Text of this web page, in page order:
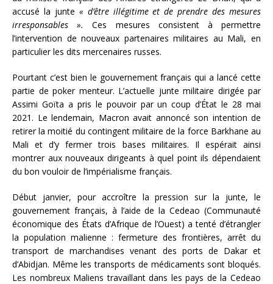
accusé la junte « d’être illégitime et de prendre des mesures
irresponsables ».Ces mesures consistent à permettre
l’intervention de nouveaux partenaires militaires au Mali, en
particulier les dits mercenaires russes.
Pourtant c’est bien le gouvernement français qui a lancé cette
partie de poker menteur. L’actuelle junte militaire dirigée par
Assimi Goïta a pris le pouvoir par un coup d’État le 28 mai
2021. Le lendemain, Macron avait annoncé son intention de
retirer la moitié du contingent militaire de la force Barkhane au
Mali et d’y fermer trois bases militaires. Il espérait ainsi
montrer aux nouveaux dirigeants à quel point ils dépendaient
du bon vouloir de l’impérialisme français.
Début janvier, pour accroître la pression sur la junte, le
gouvernement français, à l’aide de la Cedeao (Communauté
économique des États d’Afrique de l’Ouest) a tenté d’étrangler
la population malienne : fermeture des frontières, arrêt du
transport de marchandises venant des ports de Dakar et
d’Abidjan. Même les transports de médicaments sont bloqués.
Les nombreux Maliens travaillant dans les pays de la Cedeao